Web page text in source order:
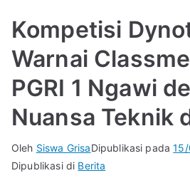
Kompetisi
Warnai
PGRI 1 Ngawi
Nuansa Teknik
Oleh Siswa GrisaDipublikasi pada
Dipublikasi di Berita